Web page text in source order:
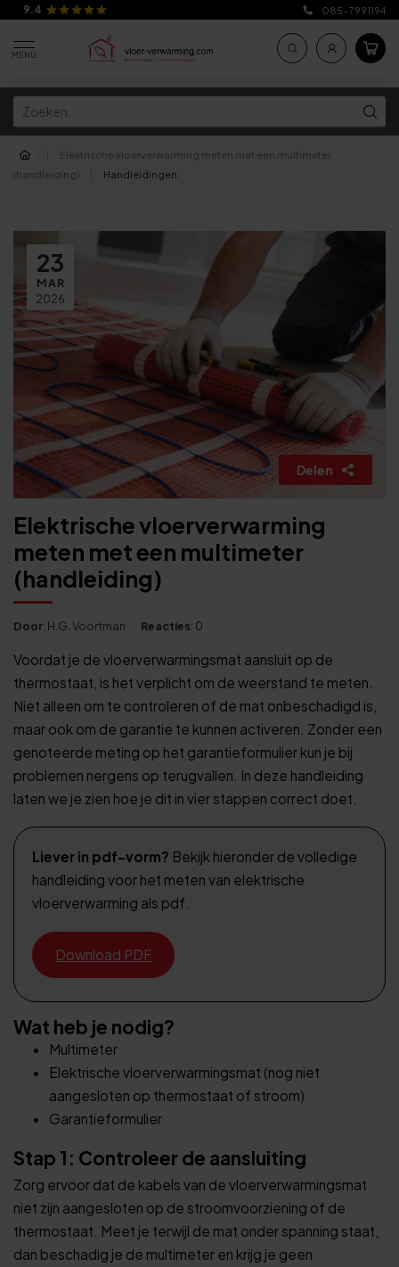
9.4 085-7991194
MENU
Elektrische vloerverwarming meten met een multimeter
(handleiding)
Handleidingen
23
MAR
2026
Delen
Elektrische vloerverwarming
meten met een multimeter
(handleiding)
Door: H.G. Voortman Reacties: 0
Voordat je de vloerverwarmingsmat aansluit op de
thermostaat, is het verplicht om de weerstand te meten.
Niet alleen om te controleren of de mat onbeschadigd is,
maar ook om de garantie te kunnen activeren. Zonder een
genoteerde meting op het garantieformulier kun je bij
problemen nergens op terugvallen. In deze handleiding
laten we je zien hoe je dit in vier stappen correct doet.
Liever in pdf-vorm? Bekijk hieronder de volledige
handleiding voor het meten van elektrische
vloerverwarming als pdf.
Download PDF
Wat heb je nodig?
Multimeter
Elektrische vloerverwarmingsmat (nog niet
aangesloten op thermostaat of stroom)
Garantieformulier
Stap 1: Controleer de aansluiting
Zorg ervoor dat de kabels van de vloerverwarmingsmat
niet zijn aangesloten op de stroomvoorziening of de
thermostaat. Meet je terwijl de mat onder spanning staat,
dan beschadig je de multimeter en krijg je geen